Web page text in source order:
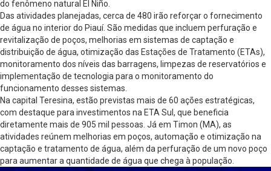
do fenômeno natural El Niño.
Das atividades planejadas, cerca de 480 irão reforçar o fornecimento
de água no interior do Piauí. São medidas que incluem perfuração e
revitalização de poços, melhorias em sistemas de captação e
distribuição de água, otimização das Estações de Tratamento (ETAs),
monitoramento dos níveis das barragens, limpezas de reservatórios e
implementação de tecnologia para o monitoramento do
funcionamento desses sistemas.
Na capital Teresina, estão previstas mais de 60 ações estratégicas,
com destaque para investimentos na ETA Sul, que beneficia
diretamente mais de 905 mil pessoas. Já em Timon (MA), as
atividades reúnem melhorias em poços, automação e otimização na
captação e tratamento de água, além da perfuração de um novo poço
para aumentar a quantidade de água que chega à população.